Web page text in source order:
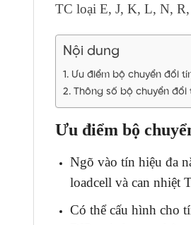
TC loại E, J, K, L, N,
Nội dung
Ưu điểm bộ chuyển đổi
Thông số bộ chuyển
Ưu điểm bộ
Ngõ vào tín hiệu đa
loadcell và can nhiệt
Có thể cấu hình cho